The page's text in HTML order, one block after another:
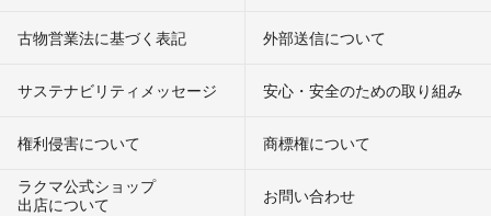
古物営業法に基づく表記 外部送信について
サステナビリティメッセージ 安心・安全のための取り組み
権利侵害について
商標権について
ラクマ公式ショップ
出店について
お問い合わせ